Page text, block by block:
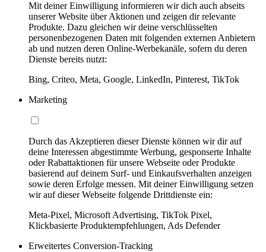
Mit deiner Einwilligung informieren wir dich auch abseits
unserer Website über Aktionen und zeigen dir relevante
Produkte. Dazu gleichen wir deine verschlüsselten
personenbezogenen Daten mit folgenden externen Anbietern
ab und nutzen deren Online-Werbekanäle, sofern du deren
Dienste bereits nutzt:
Bing, Criteo, Meta, Google, LinkedIn, Pinterest, TikTok
Marketing
Durch das Akzeptieren dieser Dienste können wir dir auf
deine Interessen abgestimmte Werbung, gesponserte Inhalte
oder Rabattaktionen für unsere Webseite oder Produkte
basierend auf deinem Surf- und Einkaufsverhalten anzeigen
sowie deren Erfolge messen. Mit deiner Einwilligung setzen
wir auf dieser Webseite folgende Drittdienste ein:
Meta-Pixel, Microsoft Advertising, TikTok Pixel,
Klickbasierte Produktempfehlungen, Ads Defender
Erweitertes Conversion-Tracking